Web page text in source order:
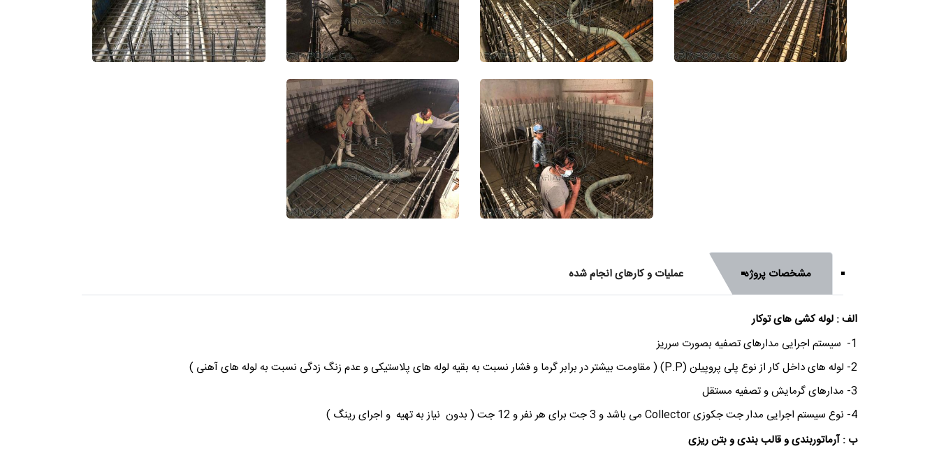
مشخصات پروژه عملیات و کارهای انجام شده
الف : لوله کشی های توکار
1- سیستم اجرایی مدارهای تصفیه بصورت سرریز
2- لوله های داخل کار از نوع پلی پروپیلن (P.P) ( مقاومت بیشتر در برابر گرما و فشار نسبت به بقیه لوله های پلاستیکی و عدم زنگ زدگی نسبت به لوله های آهنی )
3- مدارهای گرمایش و تصفیه مستقل
4- نوع سیستم اجرایی مدار جت جکوزی Collector می باشد و 3 جت برای هر نفر و 12 جت ( بدون نیاز به تهیه و اجرای رینگ )
ب : آرماتوربندی و قالب بندی و بتن ریزی